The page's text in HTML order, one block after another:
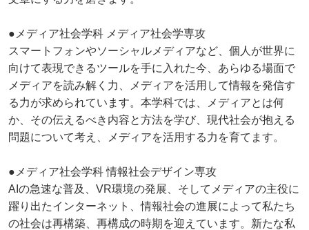
●メディア社会学科 メディア社会学専攻
スマートフォンやソーシャルメディアなど、個人が世界に
向けて表現できるツールを手に入れた今、あらゆる場面で
メディアを読み解く力、メディアを活用して情報を発信す
る力が求められています。本学科では、メディアとは何
か、その伝えるべき内容と方法を学び、現代社会が抱える
問題について考え、メディアを活用する力を育てます。
●メディア社会学科 情報社会デザイン専攻
AIの急速な普及、VR環境の発展、そしてメディアの主役に
躍り出たインターネット、情報社会の進展によって私たち
の社会は再構築、再構成の時期を迎えています。新たな私